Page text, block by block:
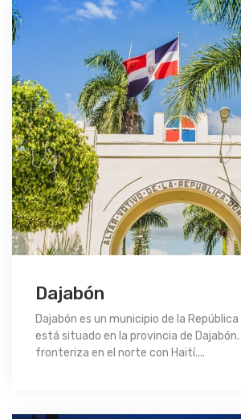
Dajabón
Dajabón es un municipio de la
está situado en la provincia de Dajabón.
fronteriza en el norte con Haití....